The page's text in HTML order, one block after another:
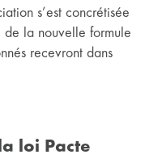
s’est concrétisée
de la nouvelle formule
recevront dans
loi Pacte